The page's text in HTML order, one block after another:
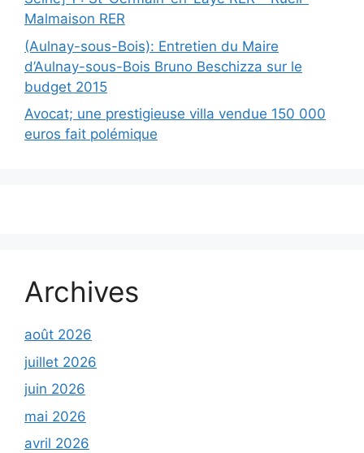
Malmaison RER
(Aulnay-sous-Bois): Entretien du Maire
d’Aulnay-sous-Bois Bruno Beschizza sur le
budget 2015
Avocat; une prestigieuse villa vendue 150 000
euros fait polémique
Archives
août 2026
juillet 2026
juin 2026
mai 2026
avril 2026